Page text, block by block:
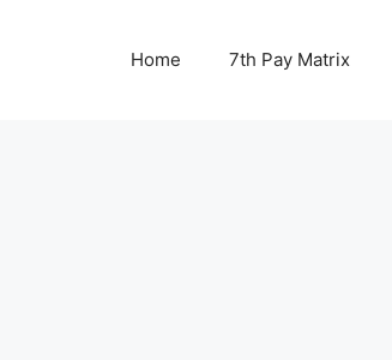
Home 7th Pay Matrix